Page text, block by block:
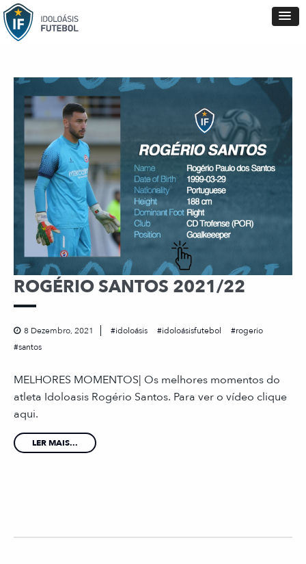
ROGÉRIO SANTOS 2021/22
8 Dezembro, 2021 idoloásis idoloásisfutebol
rogerio
santos
MELHORES MOMENTOS| Os melhores momentos do
atleta Idoloasis Rogério Santos. Para ver o vídeo clique
aqui.
LER MAIS...